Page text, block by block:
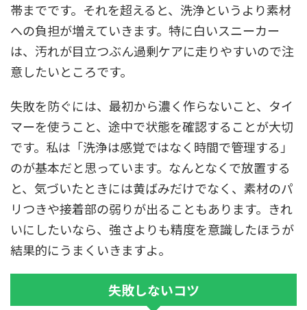
帯までです。それを超えると、洗浄というより素材
への負担が増えていきます。特に白いスニーカー
は、汚れが目立つぶん過剰ケアに走りやすいので注
意したいところです。
失敗を防ぐには、最初から濃く作らないこと、タイ
マーを使うこと、途中で状態を確認することが大切
です。私は「洗浄は感覚ではなく時間で管理する」
のが基本だと思っています。なんとなくで放置する
と、気づいたときには黄ばみだけでなく、素材のパ
リつきや接着部の弱りが出ることもあります。きれ
いにしたいなら、強さよりも精度を意識したほうが
結果的にうまくいきますよ。
失敗しないコツ